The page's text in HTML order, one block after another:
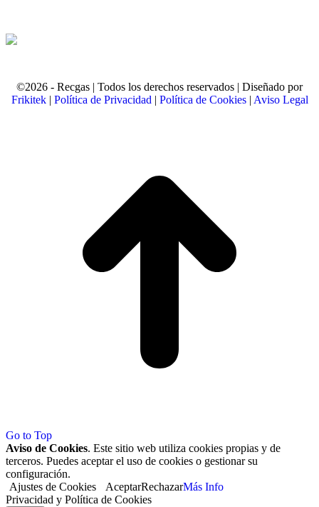
©2026 - Recgas | Todos los derechos reservados | Diseñado por
Frikitek| Política de Privacidad | Política de Cookies| Aviso Legal
Go to Top
Aviso de Cookies. Este sitio web utiliza cookies propias y de
terceros. Puedes aceptar el uso de cookies o gestionar su
configuración.
Ajustes de Cookies
AceptarRechazarMás Info
Privacidad y Política de Cookies